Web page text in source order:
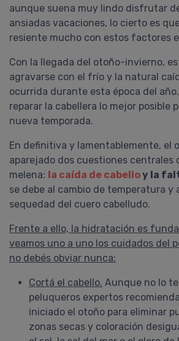
aunque suena muy lindo disfrutar
ansiadas vacaciones, lo cierto es
resiente mucho con estos factores
Con la llegada del otoño-invierno,
agravarse con el frío y la natural
ocurrida durante esta época del
reparar la cabellera lo mejor posible
nueva temporada.
En definitiva y lamentablemente, el
aparejado dos cuestiones centrales
melena: la caída de cabelloy la
se debe al cambio de temperatura y
sequedad del cuero cabelludo.
Frente a ello, la hidratación es
veamos uno a uno los cuidados del
no debés obviar nunca:
Cortá el cabello. Aunque no lo
peluqueros expertos
iniciado el otoño para eliminar
zonas secas y coloración
Gisela
Proavenal
y, la verdad,
gratamente.
tiempo de
shampoo y
hidratantes)
la sequedad
COMPRAR